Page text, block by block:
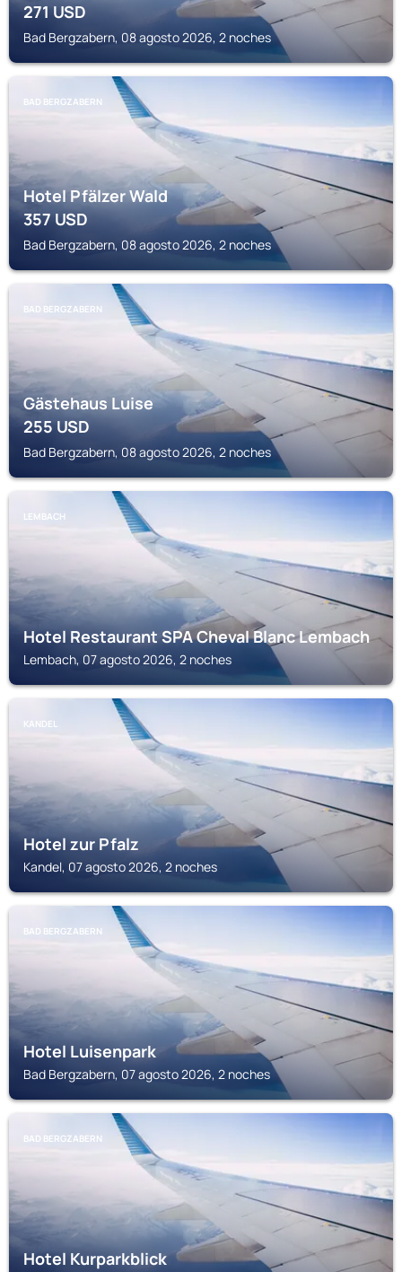
271USD
Bad Bergzabern, 08 agosto 2026, 2 noches
BAD BERGZABERN
Hotel Pfälzer Wald
357USD
Bad Bergzabern, 08 agosto 2026, 2 noches
BAD BERGZABERN
Gästehaus Luise
255USD
Bad Bergzabern, 08 agosto 2026, 2 noches
LEMBACH
Hotel Restaurant SPA Cheval Blanc Lembach
Lembach, 07 agosto 2026, 2 noches
KANDEL
Hotel zur Pfalz
Kandel, 07 agosto 2026, 2 noches
BAD BERGZABERN
Hotel Luisenpark
Bad Bergzabern, 07 agosto 2026, 2 noches
BAD BERGZABERN
Hotel Kurparkblick